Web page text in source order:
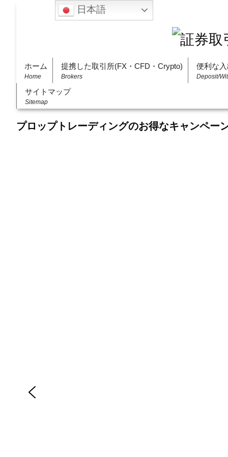
ホーム
Home
提携した取引所(FX・CFD・Crypto)
Brokers
便利な
Deposit/
サイトマップ
Sitemap
プロップトレーディングのお得なキャンペー
日本語